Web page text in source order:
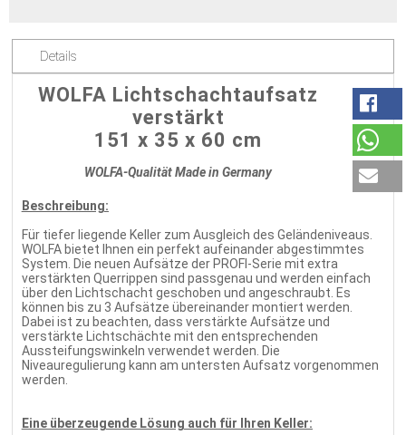
Details
WOLFA Lichtschachtaufsatz
verstärkt
151 x 35 x 60 cm
WOLFA-Qualität Made in Germany
Beschreibung:
Für tiefer liegende Keller zum Ausgleich des Geländeniveaus.
WOLFA bietet Ihnen ein perfekt aufeinander abgestimmtes
System. Die neuen Aufsätze der PROFI-Serie mit extra
verstärkten Querrippen sind passgenau und werden einfach
über den Lichtschacht geschoben und angeschraubt. Es
können bis zu 3 Aufsätze übereinander montiert werden.
Dabei ist zu beachten, dass verstärkte Aufsätze und
verstärkte Lichtschächte mit den entsprechenden
Aussteifungswinkeln verwendet werden. Die
Niveauregulierung kann am untersten Aufsatz vorgenommen
werden.
Eine überzeugende Lösung auch für Ihren Keller: